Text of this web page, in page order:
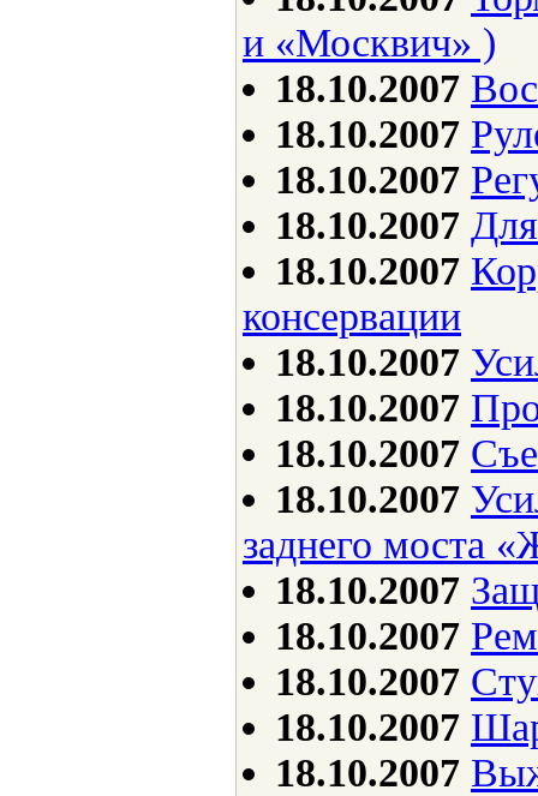
и «Москвич» )
18.10.2007
18.10.2007
18.10.2007
18.10.2007
18.10.2007
консервации
18.10.2007
18.10.2007
18.10.2007
18.10.2007
заднего моста
18.10.2007
18.10.2007
18.10.2007
18.10.2007
18.10.2007